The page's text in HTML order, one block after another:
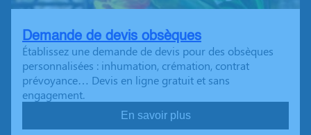
Demande de devis obsèques
Établissez une demande de devis pour des obsèques
personnalisées : inhumation, crémation, contrat
prévoyance… Devis en ligne gratuit et sans
engagement.
En savoir plus